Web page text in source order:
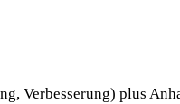
Verbesserung) plus